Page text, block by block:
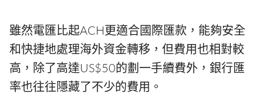
雖然電匯比起ACH更適合國際匯款，能夠安全
和快捷地處理海外資金轉移，但費用也相對較
高，除了高達US$50的劃一手續費外，銀行匯
率也往往隱藏了不少的費用。